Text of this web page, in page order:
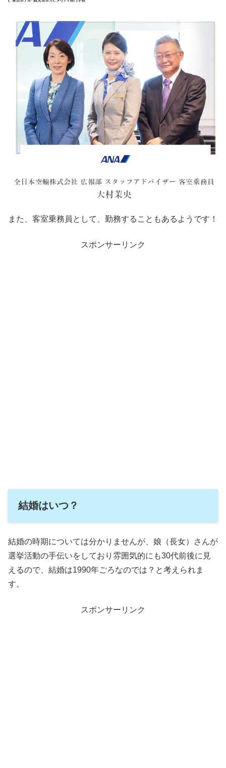
また、客室乗務員として、勤務することもあるようです！
スポンサーリンク
結婚はいつ？
結婚の時期については分かりませんが、娘（長女）さんが
選挙活動の手伝いをしており雰囲気的にも30代前後に見
えるので、結婚は1990年ごろなのでは？と考えられま
す。
スポンサーリンク